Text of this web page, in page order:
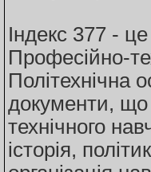
Індекс 377 -
Професійно-
Політехнічна
документи, що
технічного
історія,